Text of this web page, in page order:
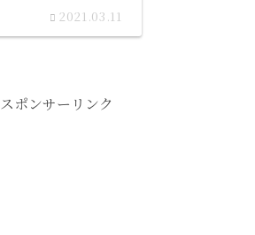
2021.03.11
スポンサーリンク